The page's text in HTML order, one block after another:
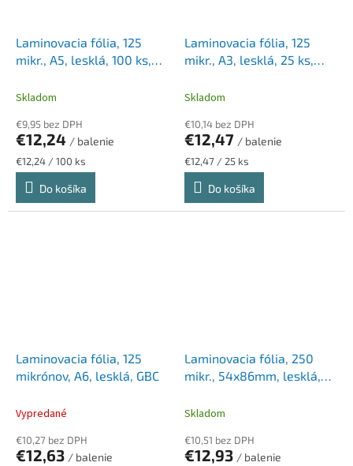
Laminovacia fólia, 125
mikr., A5, lesklá, 100 ks,
Skladom
€9,95 bez DPH
€12,24 / balenie
Jednotková
cena:
€12,24 / 100 ks
Do košíka
Laminovacia fólia, 125
mikr., A3, lesklá, 25 ks,
Skladom
€10,14 bez DPH
€12,47 / balenie
Jednotková
cena:
€12,47 / 25 ks
Do košíka
Laminovacia fólia, 125
mikrónov, A6, lesklá, GBC
Vypredané
€10,27 bez DPH
€12,63 / balenie
Laminovacia fólia, 250
mikr., 54x86mm, lesklá,
Skladom
€10,51 bez DPH
€12,93 / balenie